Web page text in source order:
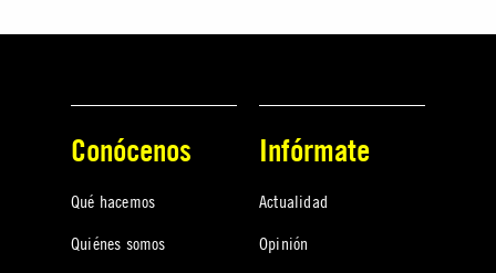
Conócenos
Qué hacemos
Quiénes somos
Infórmate
Actualidad
Opinión